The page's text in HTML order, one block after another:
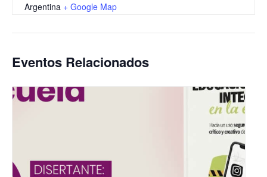
Argentina + Google Map
Eventos Relacionados